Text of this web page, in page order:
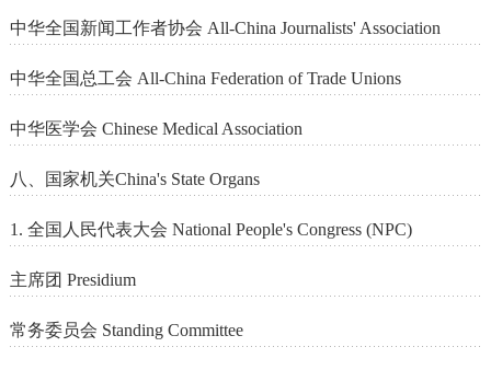
中华全国新闻工作者协会 All-China Journalists' Association
中华全国总工会 All-China Federation of Trade Unions
中华医学会 Chinese Medical Association
八、国家机关China's State Organs
1. 全国人民代表大会 National People's Congress (NPC)
主席团 Presidium
常务委员会 Standing Committee